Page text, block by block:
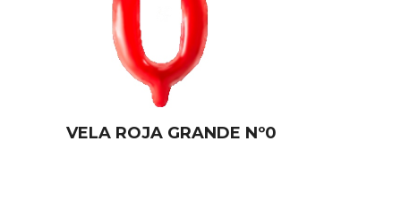
VELA ROJA GRANDE Nº0